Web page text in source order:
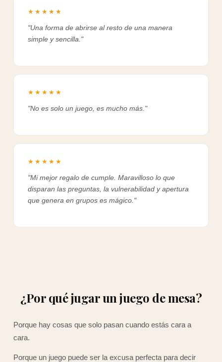
★★★★★
"Una forma de abrirse al resto de una manera
simple y sencilla."
★★★★★
"No es solo un juego, es mucho más."
★★★★★
"Mi mejor regalo de cumple. Maravilloso lo que
disparan las preguntas, la vulnerabilidad y apertura
que genera en grupos es mágico."
¿Por qué jugar un juego de mesa?
Porque hay cosas que solo pasan cuando estás cara a
cara.
Porque un juego puede ser la excusa perfecta para decir